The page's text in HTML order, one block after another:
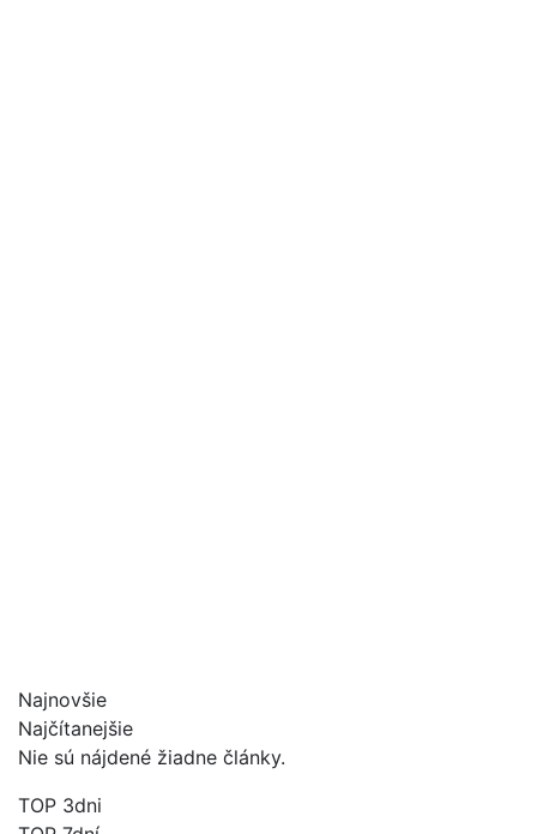
Najnovšie
Najčítanejšie
Nie sú nájdené žiadne články.
TOP 3dni